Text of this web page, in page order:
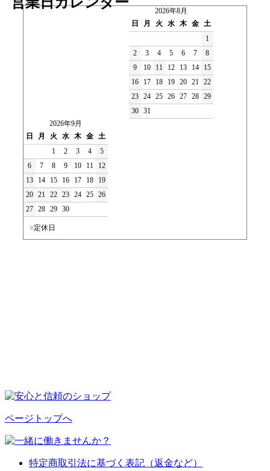
2026年8月
日
月 火 水 木 金 土
1
2
3 4 5 6 7
8
9
10 11 12 13 14
15
16
17 18 19 20 21 22
23 24 25 26 27 28 29
30 31
2026年9月
日
月 火 水 木 金 土
1
2 3 4
5
6
7 8 9 10 11
12
13
14 15 16 17 18
19
20 21 22 23 24 25 26
27 28 29 30
■定休日
ページトップへ
特定商取引法に基づく表記（返金など）